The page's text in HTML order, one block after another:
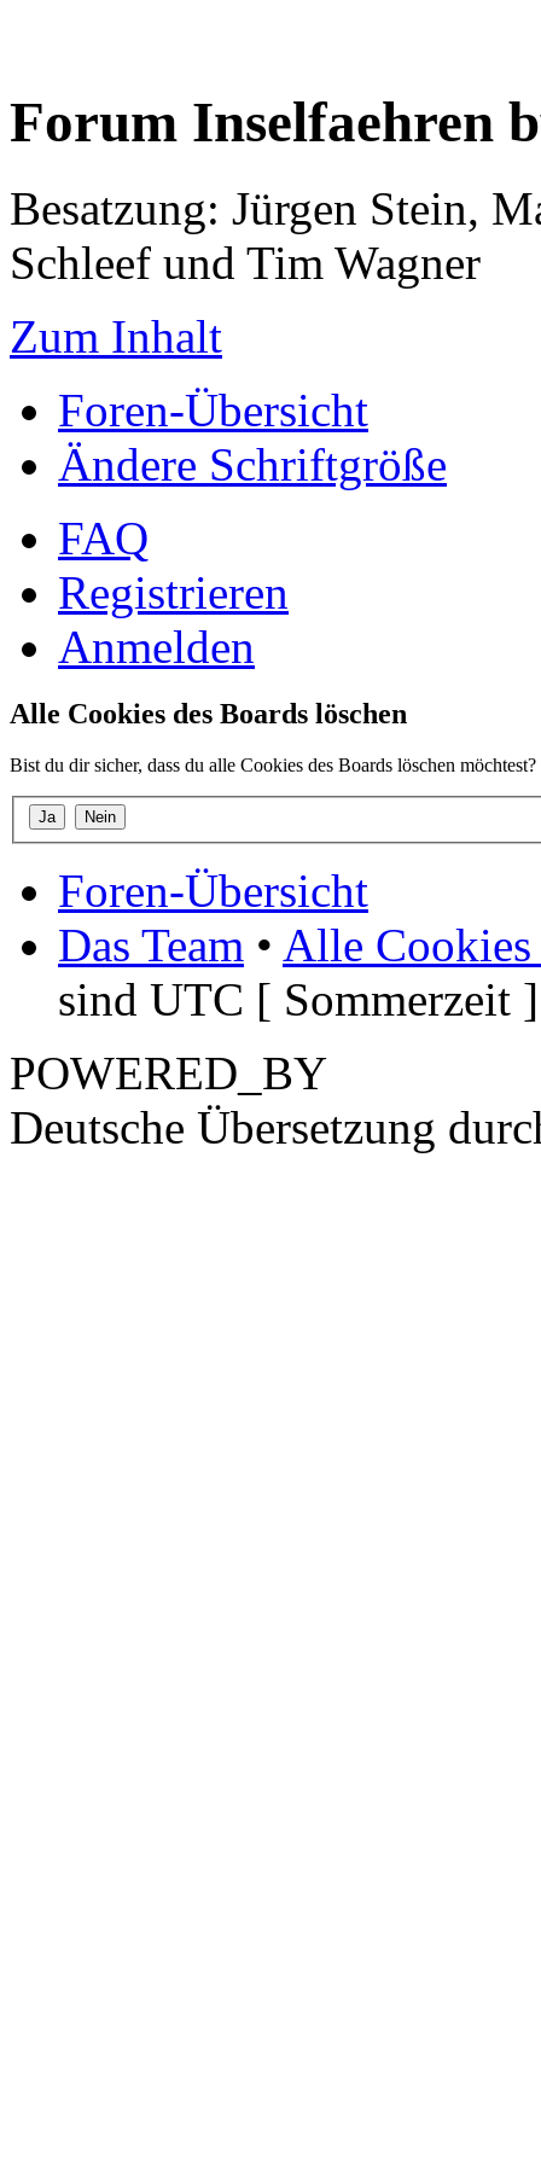
Forum Inselfaehren
Besatzung: Jürgen Stein,
Schleef und Tim Wagner
Zum Inhalt
Foren-Übersicht
Ändere Schriftgröße
FAQ
Registrieren
Anmelden
Alle Cookies des Boards löschen
Bist du dir sicher, dass du alle Cookies des Boards löschen möchtest?
Foren-Übersicht
Das Team • Alle Cookies
sind UTC [ Sommerzeit ]
POWERED_BY
Deutsche Übersetzung